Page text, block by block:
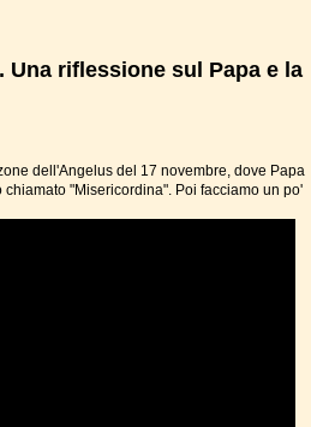
riflessione sul Papa e la
dell'Angelus del 17 novembre, dove Papa
"Misericordina". Poi facciamo un po'